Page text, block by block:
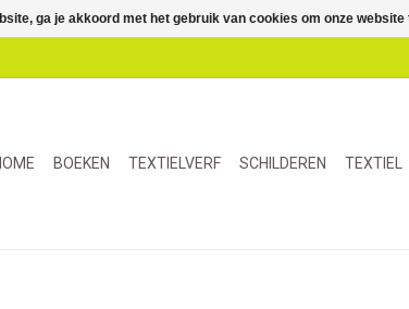
BOEKEN TEXTIELVERF SCHILDEREN TEXTIEL
ga je akkoord met het gebruik van cookies om onze